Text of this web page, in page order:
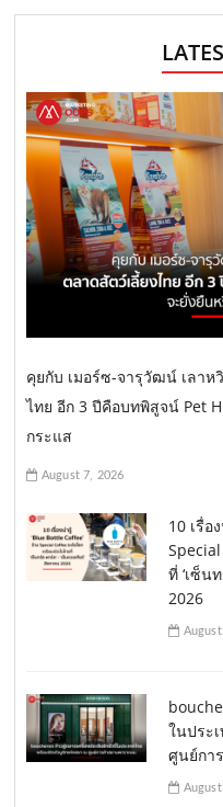
คุยกับ เมอร์ซ-จารุวัฒน์ เลาห
ไทย อีก 3 ปีคือบทพิสูจน์ Pet
กระแส
August 7, 2026
10 เรื่อ
ที่ ‘เซ็น
2026
ในประ
ศูนย์กา